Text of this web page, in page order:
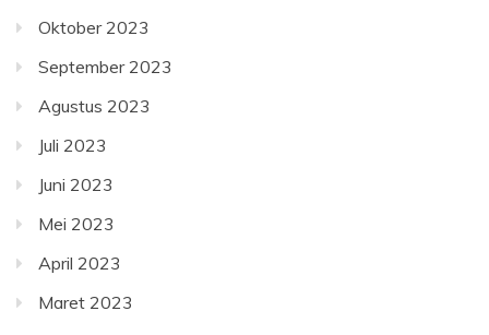
Oktober 2023
September 2023
Agustus 2023
Juli 2023
Juni 2023
Mei 2023
April 2023
Maret 2023